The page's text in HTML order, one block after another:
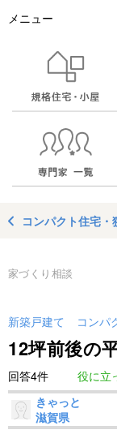
メニュー
コンパクト住宅
家づくり相談
新築戸建て コンパ
12坪前後の
回答4件
役に立
きゃっと
滋賀県